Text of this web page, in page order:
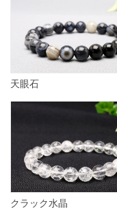
天眼石
クラック水晶